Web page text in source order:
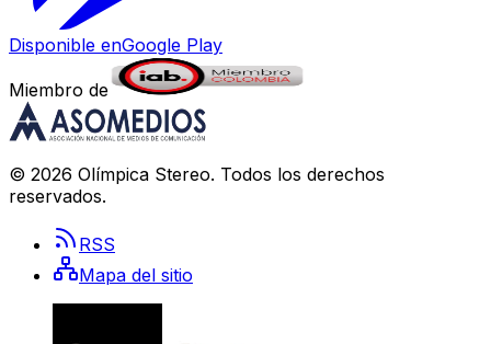
Disponible enGoogle Play
Miembro de
© 2026 Olímpica Stereo. Todos los derechos
reservados.
RSS
Mapa del sitio